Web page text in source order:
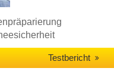
Testbericht